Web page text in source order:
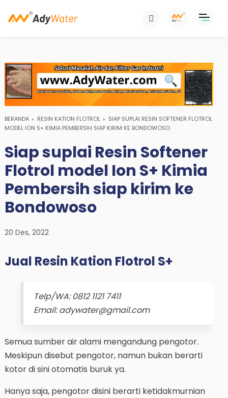
BERANDA RESIN KATION FLOTROL
SIAP SUPLAI RESIN SOFTENER FLOTROL
MODEL ION S+ KIMIA PEMBERSIH SIAP KIRIM KE BONDOWOSO
Siap suplai Resin Softener
Flotrol model Ion S+ Kimia
Pembersih siap kirim ke
Bondowoso
20 Des, 2022
Jual Resin Kation Flotrol S+
Telp/WA: 0812 1121 7411
Email: adywater@gmail.com
Semua sumber air alami mengandung pengotor.
Meskipun disebut pengotor, namun bukan berarti
kotor di sini otomatis buruk ya.
Hanya saja, pengotor disini berarti ketidakmurnian